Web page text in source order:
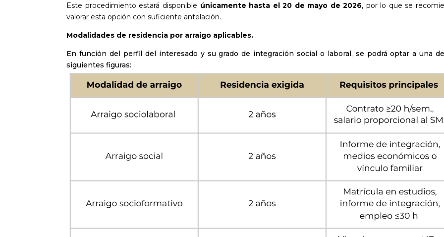
Este procedimiento estará disponible únicamente hasta el 20 de mayo de 2026, por lo que se
valorar esta opción consuficiente antelación.
Modalidades de residencia por arraigo aplicables.
En función del perfil del interesado y su grado de integración social o laboral, se podrá optar a una
siguientes figuras: